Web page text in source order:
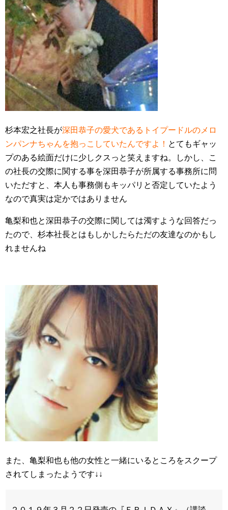
杉本宏之社長が深田恭子の愛犬であるトイプードルのメロ
ンパンナちゃんを抱っこしていたんですよ！ とてもギャッ
プのある絵面だけに少しクスっと笑えますね。しかし、こ
の社長の交際に関する事を深田恭子が所属する事務所に問
いただすと、本人も事務側もキッパリと否定していたよう
なので真実は定かではありません
亀梨和也と深田恭子の交際に関しては濁すような回答だっ
たので、杉本社長とはもしかしたらただの友達なのかもし
れませんね
また、亀梨和也も他の女性と一緒にいるところをスクープ
されてしまったようです↓↓